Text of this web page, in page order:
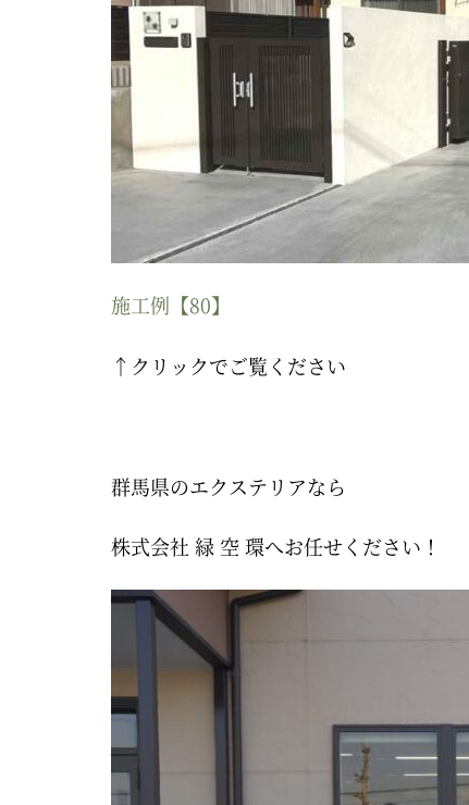
施工例【80】
↑クリックでご覧ください
群馬県のエクステリアなら
株式会社 緑 空 環へお任せください！